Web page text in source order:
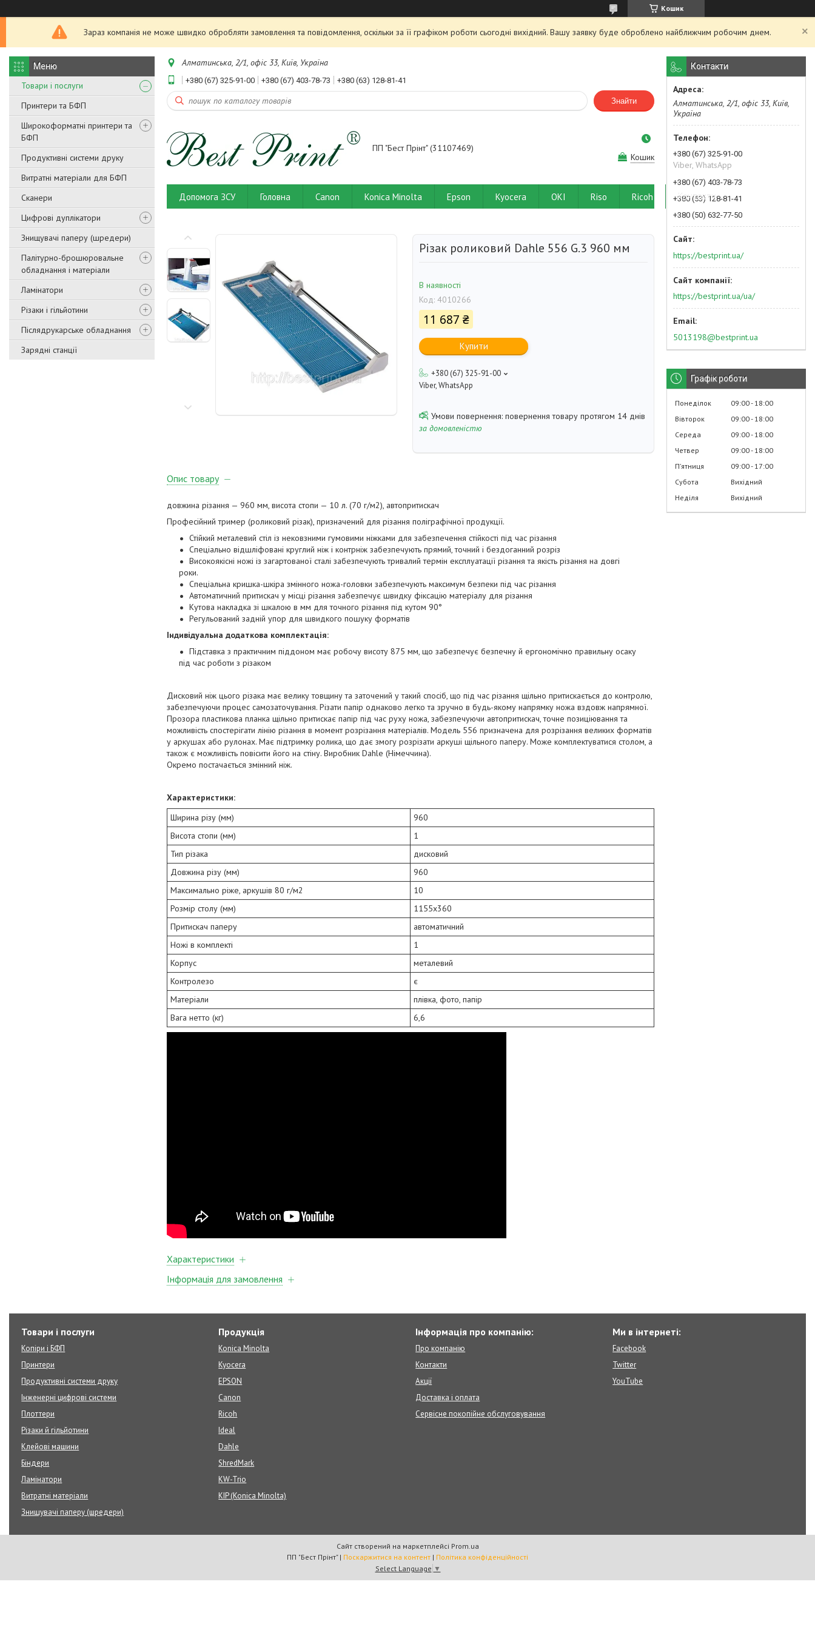
Кошик
Зараз компанія не може швидко обробляти замовлення та повідомлення, оскільки за її графіком роботи сьогодні вихідний. Вашу заявку буде оброблено найближчим робочим днем.
Товари і послуги
Принтери та БФП
Широкоформатні принтери та
БФП
Продуктивні системи друку
Витратні матеріали для БФП
Сканери
Цифрові дуплікатори
Знищувачі паперу (шредери)
Палітурно-брошюровальне
обладнання і матеріали
Ламінатори
Різаки і гільйотини
Післядрукарське обладнання
Зарядні станції
Алматинська, 2/1, офіс 33, Київ, Україна
+380 (67) 325-91-00 +380 (67) 403-78-73 +380 (63) 128-81-41
Знайти
ПП "Бест Прінт" (31107469)
Кошик
Допомога ЗСУ Головна Canon Konica Minolta Epson Kyocera OKI Riso Ricoh Контакти
Різак роликовий Dahle 556 G.3 960 мм
В наявності
Код: 4010266
11 687 ₴
Купити
+380 (67) 325-91-00
Viber, WhatsApp
повернення товару протягом 14 днів
за домовленістю
Опис товару
довжина різання — 960 мм, висота стопи — 10 л. (70 г/м2), автопритискач
Професійний тример (роликовий різак), призначений для різання поліграфічної продукції.
Стійкий металевий стіл із нековзними гумовими ніжками для забезпечення стійкості під час різання
Спеціально відшліфовані круглий ніж і контрніж забезпечують прямий, точний і бездоганний розріз
Високоякісні ножі із загартованої сталі забезпечують тривалий термін експлуатації різання та якість різання на довгі
роки.
Спеціальна кришка-шкіра змінного ножа-головки забезпечують максимум безпеки під час різання
Автоматичний притискач у місці різання забезпечує швидку фіксацію матеріалу для різання
Кутова накладка зі шкалою в мм для точного різання під кутом 90°
Регульований задній упор для швидкого пошуку форматів
Індивідуальна додаткова комплектація:
Підставка з практичним піддоном має робочу висоту 875 мм, що забезпечує безпечну й ергономічно правильну осаку
під час роботи з різаком
Дисковий ніж цього різака має велику товщину та заточений у такий спосіб, що під час різання щільно притискається до контролю,
забезпечуючи процес самозаточування. Різати папір однаково легко та зручно в будь-якому напрямку ножа вздовж напрямної.
Прозора пластикова планка щільно притискає папір під час руху ножа, забезпечуючи автопритискач, точне позиціювання та
можливість спостерігати лінію різання в момент розрізання матеріалів. Модель 556 призначена для розрізання великих форматів
у аркушах або рулонах. Має підтримку ролика, що дає змогу розрізати аркуші щільного паперу. Може комплектуватися столом, а
також є можливість повісити його на стіну. Виробник Dahle (Німеччина).
Окремо постачається змінний ніж.
Характеристики:
Ширина різу (мм)
960
Висота стопи (мм)
1
Тип різака
дисковий
Довжина різу (мм)
960
Максимально ріже, аркушів 80 г/м2
10
Розмір столу (мм)
1155x360
Притискач паперу
автоматичний
Ножі в комплекті
1
Корпус
металевий
Контролезо
є
Матеріали
плівка, фото, папір
Вага нетто (кг)
6,6
Характеристики
Інформація для замовлення
Контакти
Алматинська, 2/1, офіс 33, Київ,
Україна
+380 (67) 325-91-00
Viber, WhatsApp
+380 (67) 403-78-73
+380 (63) 128-81-41
+380 (50) 632-77-50
https://bestprint.ua/
https://bestprint.ua/ua/
5013198@bestprint.ua
Графік роботи
Понеділок 09:00 18:00
Вівторок
09:00 18:00
Середа
09:00 18:00
Четвер
09:00 18:00
Пʼятниця
09:00 17:00
Субота
Вихідний
Неділя
Вихідний
Товари і послуги
Копіри і БФП
Принтери
Продуктивні системи друку
Інженерні цифрові системи
Плоттери
Різаки й гільйотини
Клейові машини
Біндери
Ламінатори
Витратні матеріали
Знищувачі паперу (шредери)
Продукція
Konica Minolta
Kyocera
EPSON
Canon
Ricoh
Ideal
Dahle
ShredMark
KW-Trio
KIP (Konica Minolta)
Інформація про компанію:
Про компанію
Контакти
Акції
Доставка і оплата
Сервісне покопійне обслуговування
Ми в інтернеті:
Facebook
Twitter
YouTube
Сайт створений на маркетплейсі Prom.ua
ПП "Бест Прінт" | Поскаржитися на контент | Політика конфіденційності
Select Language ▼